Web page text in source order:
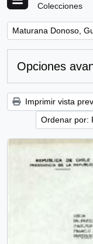
Colecciones
Remove filter:
Maturana Donoso,
Opciones
Imprimir vista
Ordenar por: